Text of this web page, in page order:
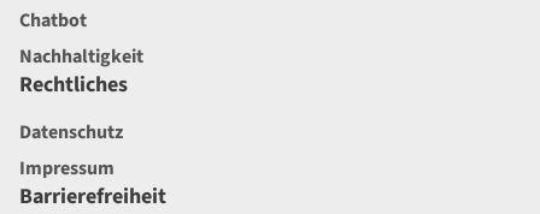
Chatbot
Nachhaltigkeit
Rechtliches
Datenschutz
Impressum
Barrierefreiheit